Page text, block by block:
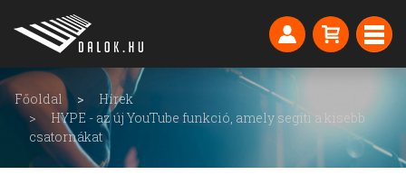
Főoldal
Hírek
HYPE - az új YouTube funkció, amely segíti a kisebb
csatornákat